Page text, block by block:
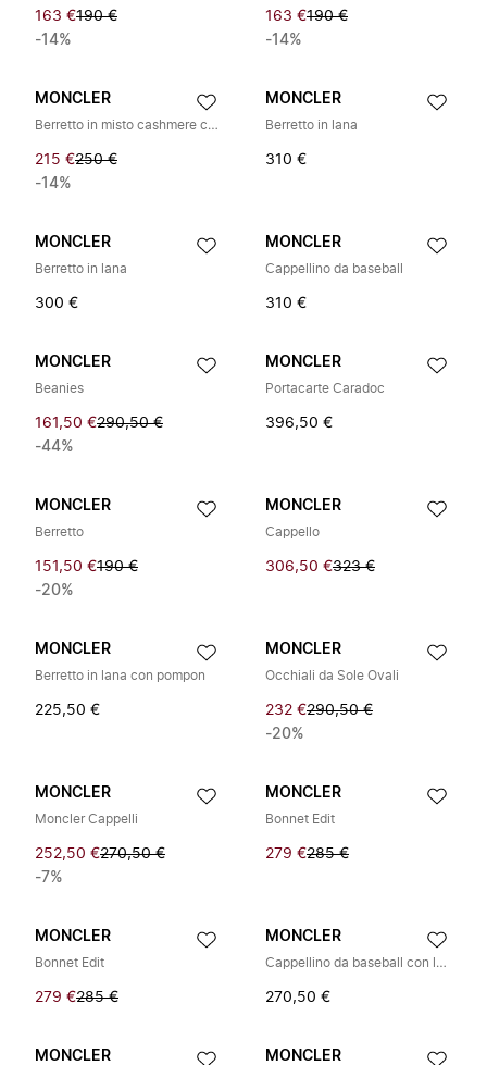
163 €190 €
-14%
163 €190 €
-14%
MONCLER
Berretto in misto cashmere con logo
215 €250 €
-14%
MONCLER
Berretto in lana
310 €
MONCLER
Berretto in lana
300 €
MONCLER
Cappellino da baseball
310 €
MONCLER
Beanies
161,50 €290,50 €
-44%
MONCLER
Portacarte Caradoc
396,50 €
MONCLER
Berretto
151,50 €190 €
-20%
MONCLER
Cappello
306,50 €323 €
MONCLER
Berretto in lana con pompon
225,50 €
MONCLER
Occhiali da Sole Ovali
232 €290,50 €
-20%
MONCLER
Moncler Cappelli
252,50 €270,50 €
-7%
MONCLER
Bonnet Edit
279 €285 €
MONCLER
Bonnet Edit
279 €285 €
MONCLER
Cappellino da baseball con logo
270,50 €
MONCLER MONCLER